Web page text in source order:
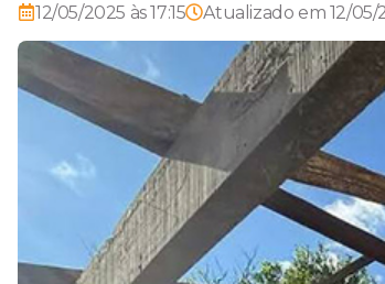
12/05/2025 às 17:15
Atualizado em 12/05/